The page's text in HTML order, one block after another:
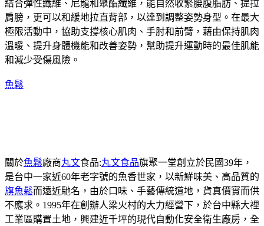
結合彈性纖維、尼龍和聚酯纖維，能自然收緊腰腹脂肪、提拉
肩膀，更可以和緩地拉直背部，以達到調整姿勢身型。在最大
極限活動中，協助支撐核心肌肉、手肘和前臂，藉由保持肌肉
溫暖、提升身體機能和改善姿勢，幫助提升運動時的最佳肌能
和減少受傷風險。
魚鬆
關於魚鬆廠商丸文食品:丸文食品旗聚一堂創立於民國39年，
是台中一家近60年老字號的魚香世家，以新鮮味美、高品質的
旗魚鬆而遠近馳名，由於口味、手藝傳統道地，貨真價實而供
不應求。1995年在創辦人梁火村的大力經營下，於台中縣大裡
工業區購置土地，興建近千坪的現代自動化安全衛生廠房，全